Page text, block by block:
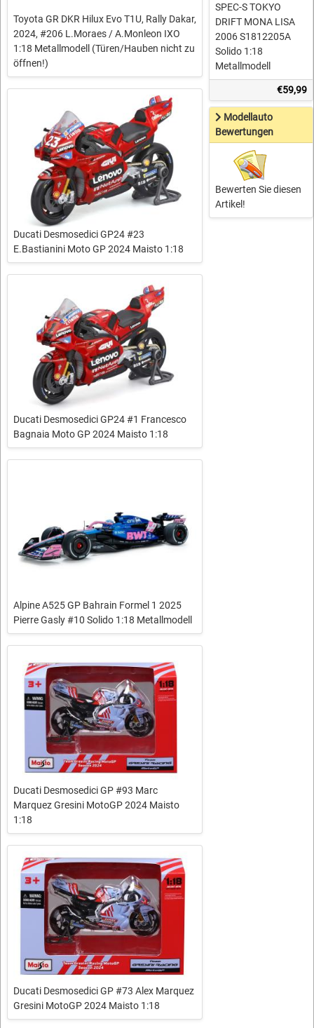
Toyota GR DKR Hilux Evo T1U, Rally Dakar,
2024, #206 L.Moraes / A.Monleon IXO
1:18 Metallmodell (Türen/Hauben nicht zu
öffnen!)
Ducati Desmosedici GP24 #23
E.Bastianini Moto GP 2024 Maisto 1:18
Ducati Desmosedici GP24 #1 Francesco
Bagnaia Moto GP 2024 Maisto 1:18
Alpine A525 GP Bahrain Formel 1 2025
Pierre Gasly #10 Solido 1:18 Metallmodell
Ducati Desmosedici GP #93 Marc
Marquez Gresini MotoGP 2024 Maisto
1:18
Ducati Desmosedici GP #73 Alex Marquez
Gresini MotoGP 2024 Maisto 1:18
SPEC-S TOKYO
DRIFT MONA LISA
2006 S1812205A
Solido 1:18
Metallmodell
€59,99
Modellauto
Bewertungen
Bewerten Sie diesen
Artikel!